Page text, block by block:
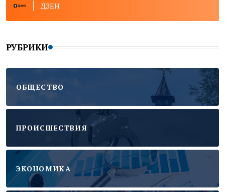
ДЗЕН
РУБРИКИ
ОБЩЕСТВО
ПРОИСШЕСТВИЯ
ЭКОНОМИКА